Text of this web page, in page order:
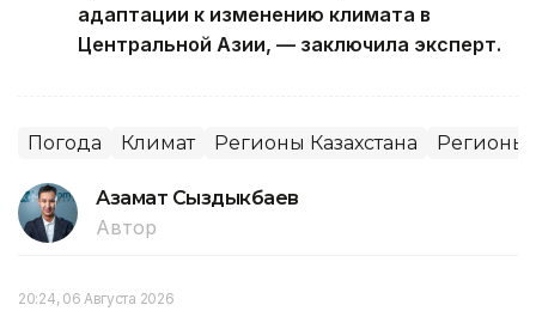
адаптации к изменению климата в
Центральной Азии, — заключила эксперт.
Погода Климат Регионы Казахстана Регионы
Азамат Сыздыкбаев
Автор
20:24, 06 Августа 2026